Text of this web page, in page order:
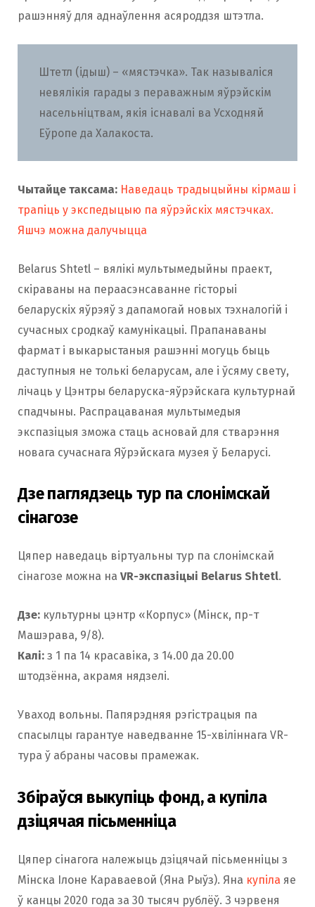
рашэнняў для аднаўлення асяроддзя штэтла.
Штетл (ідыш) – «мястэчка». Так называліся
невялікія гарады з пераважным яўрэйскім
насельніцтвам, якія існавалі ва Усходняй
Еўропе да Халакоста.
Чытайце таксама: Наведаць традыцыйны кірмаш і
трапіць у экспедыцыю па яўрэйскіх мястэчках.
Яшчэ можна далучыцца
Belarus Shtetl – вялікі мультымедыйны праект,
скіраваны на пераасэнсаванне гісторыі
беларускіх яўрэяў з дапамогай новых тэхналогій і
сучасных сродкаў камунікацыі. Прапанаваны
фармат і выкарыстаныя рашэнні могуць быць
даступныя не толькі беларусам, але і ўсяму свету,
лічаць у Цэнтры беларуска-яўрэйскага культурнай
спадчыны. Распрацаваная мультымедыя
экспазіцыя зможа стаць асновай для стварэння
новага сучаснага Яўрэйскага музея ў Беларусі.
Дзе паглядзець тур па слонімскай
сінагозе
Цяпер наведаць віртуальны тур па слонімскай
сінагозе можна на VR-экспазіцыі Belarus Shtetl.
Дзе: культурны цэнтр «Корпус» (Мінск, пр-т
Машэрава, 9/8).
Калі: з 1 па 14 красавіка, з 14.00 да 20.00
штодзённа, акрамя нядзелі.
Уваход вольны. Папярэдняя рэгістрацыя па
спасылцы гарантуе наведванне 15-хвіліннага VR-
тура ў абраны часовы прамежак.
Збіраўся выкупіць фонд, а купіла
дзіцячая пісьменніца
Цяпер сінагога належыць дзіцячай пісьменніцы з
Мінска Ілоне Караваевой (Яна Рыўз). Яна купіла яе
ў канцы 2020 года за 30 тысяч рублёў. З чэрвеня